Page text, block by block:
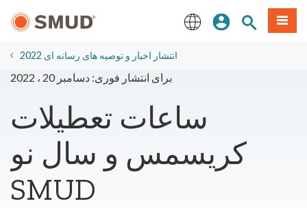
اصلی
ورودسایتمنو
2022 انتشار اخبار و توصیه های رسانه ای
برای انتشار فوری: دسامبر 20 ، 2022
ساعات تعطیلات
کریسمس و سال نو
SMUD